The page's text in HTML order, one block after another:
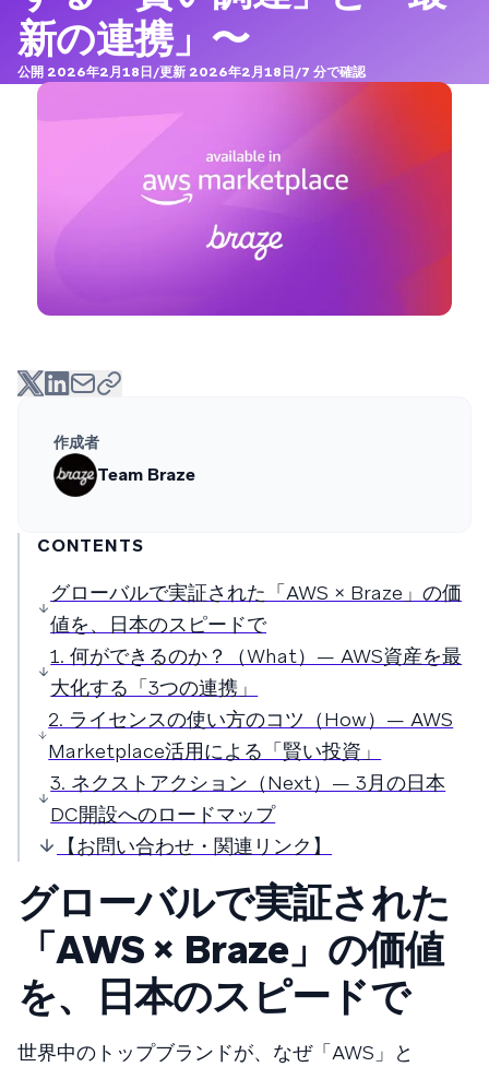
新の連携」〜
公開 2026年2月18日/更新 2026年2月18日/7 分で確認
作成者
Team Braze
CONTENTS
グローバルで実証された「AWS × Braze」の価
値を、日本のスピードで
1. 何ができるのか？（What）— AWS資産を最
大化する「3つの連携」
2. ライセンスの使い方のコツ（How）— AWS
Marketplace活用による「賢い投資」
3. ネクストアクション（Next）— 3月の日本
DC開設へのロードマップ
【お問い合わせ・関連リンク】
グローバルで実証された
「AWS × Braze」の価値
を、日本のスピードで
世界中のトップブランドが、なぜ「AWS」と